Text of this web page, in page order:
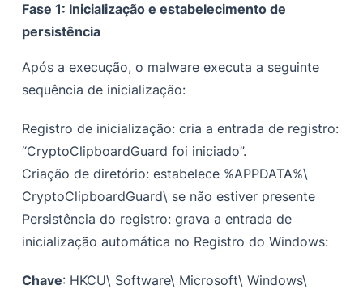
Fase 1: Inicialização e estabelecimento de
persistência
Após a execução, o malware executa a seguinte
sequência de inicialização:
Registro de inicialização: cria a entrada de registro:
“CryptoClipboardGuard foi iniciado”.
Criação de diretório: estabelece %APPDATA%\
CryptoClipboardGuard\ se não estiver presente
Persistência do registro: grava a entrada de
inicialização automática no Registro do Windows:
Chave: HKCU\ Software\ Microsoft\ Windows\